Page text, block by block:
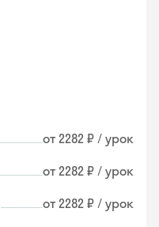
от 2282 ₽ / урок
от 2282 ₽ / урок
от 2282 ₽ / урок